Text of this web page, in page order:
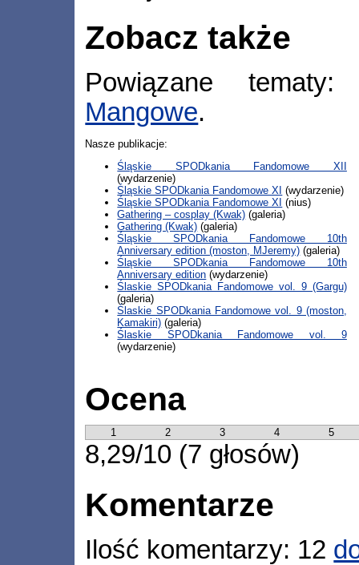
Zobacz także
Powiązane
Mangowe.
Nasze publikacje:
Śląskie SPODkania Fandomowe XII
(wydarzenie)
Śląskie SPODkania Fandomowe XI (wydarzenie)
Śląskie SPODkania Fandomowe XI (nius)
Gathering – cosplay (Kwak) (galeria)
Gathering (Kwak) (galeria)
Śląskie SPODkania Fandomowe 10th
Anniversary edition (moston, MJeremy) (galeria)
Śląskie SPODkania Fandomowe 10th
Anniversary edition (wydarzenie)
Ślaskie SPODkania Fandomowe vol. 9 (Gargu)
(galeria)
Ślaskie SPODkania Fandomowe vol. 9 (moston,
Kamakiri) (galeria)
Ślaskie SPODkania Fandomowe vol. 9
(wydarzenie)
Ocena
1 2 3 4 5
8,29/10 (7 głosów)
Komentarze
Ilość komentarzy: 12